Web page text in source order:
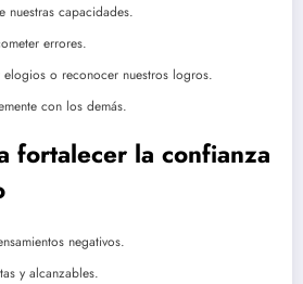
nuestras capacidades.
errores.
o reconocer nuestros logros.
con los demás.
fortalecer la confianza
negativos.
y alcanzables.